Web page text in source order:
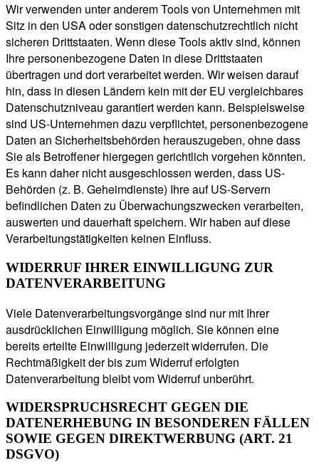
Wir verwenden unter anderem Tools von Unternehmen mit
Sitz in den USA oder sonstigen datenschutzrechtlich nicht
sicheren Drittstaaten. Wenn diese Tools aktiv sind, können
Ihre personenbezogene Daten in diese Drittstaaten
übertragen und dort verarbeitet werden. Wir weisen darauf
hin, dass in diesen Ländern kein mit der EU vergleichbares
Datenschutzniveau garantiert werden kann. Beispielsweise
sind US-Unternehmen dazu verpflichtet, personenbezogene
Daten an Sicherheitsbehörden herauszugeben, ohne dass
Sie als Betroffener hiergegen gerichtlich vorgehen könnten.
Es kann daher nicht ausgeschlossen werden, dass US-
Behörden (z. B. Geheimdienste) Ihre auf US-Servern
befindlichen Daten zu Überwachungszwecken verarbeiten,
auswerten und dauerhaft speichern. Wir haben auf diese
Verarbeitungstätigkeiten keinen Einfluss.
WIDERRUF IHRER EINWILLIGUNG ZUR
DATENVERARBEITUNG
Viele Datenverarbeitungsvorgänge sind nur mit Ihrer
ausdrücklichen Einwilligung möglich. Sie können eine
bereits erteilte Einwilligung jederzeit widerrufen. Die
Rechtmäßigkeit der bis zum Widerruf erfolgten
Datenverarbeitung bleibt vom Widerruf unberührt.
WIDERSPRUCHSRECHT GEGEN DIE
DATENERHEBUNG IN BESONDEREN FÄLLEN
SOWIE GEGEN DIREKTWERBUNG (ART. 21
DSGVO)